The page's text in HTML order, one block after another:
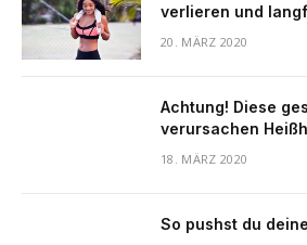
verlieren und
20. MÄRZ 2020
Achtung! Diese
verursachen
18. MÄRZ 2020
So pushst du